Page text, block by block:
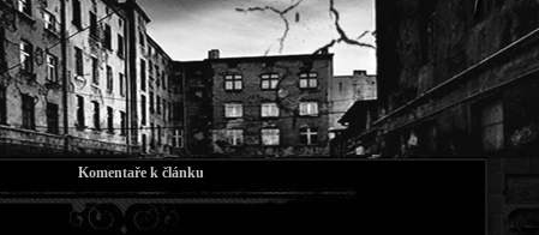
Komentaře k článku